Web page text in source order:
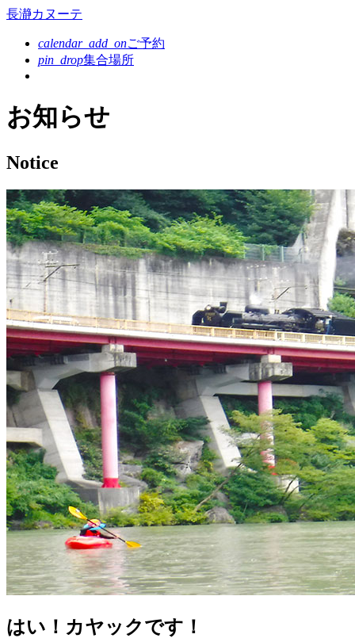
コ
文
へ
キ
プ
長瀞カヌーテ
calendar_add_onご予約
pin_drop集合場所
お知らせ
Notice
はい！カヤックです！